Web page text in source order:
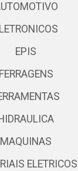
EPIS
FERRAGENS
MAQUINAS
ELETRICOS